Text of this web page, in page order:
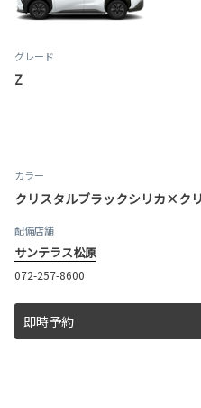
グレード
Z
カラー
クリスタルブラックシリカ×ク
配備店舗
サンテラス松原
072-257-8600
即時予約